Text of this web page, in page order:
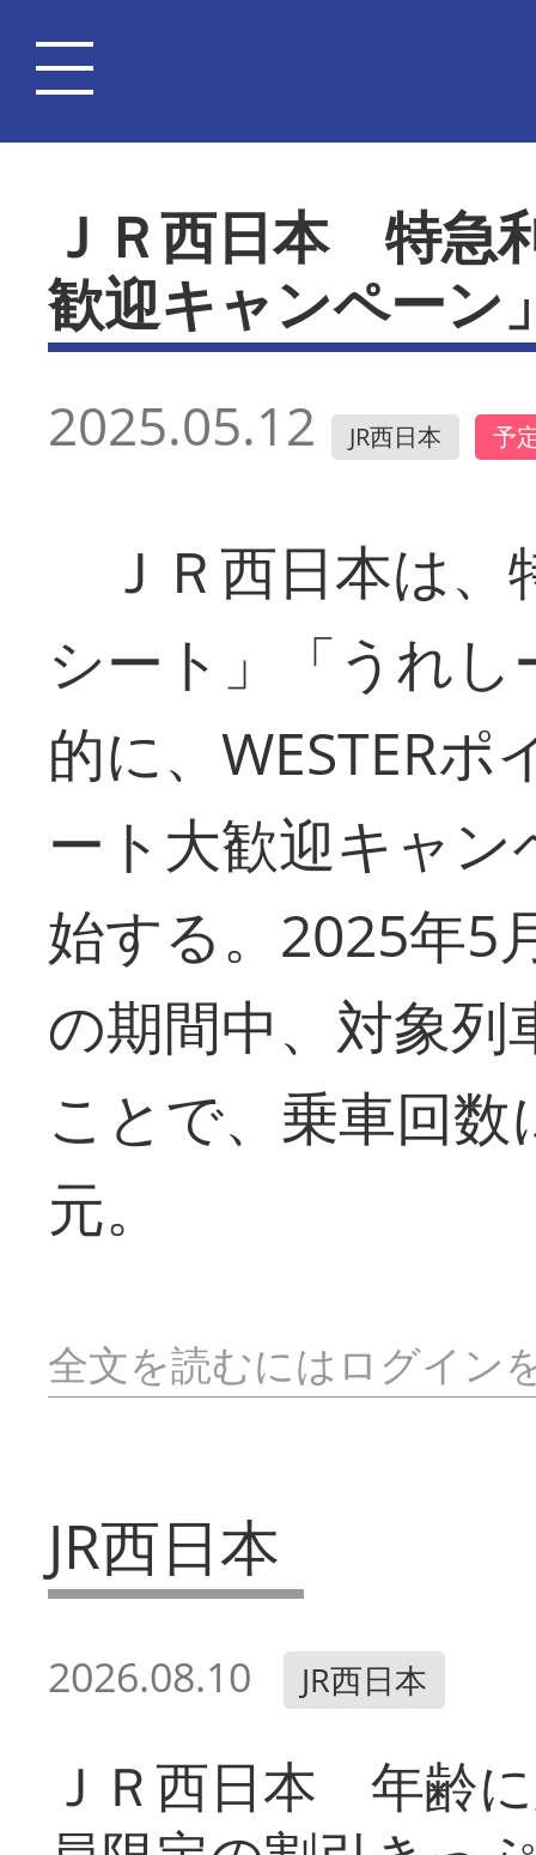
ＪＲ西日本 特急
歓迎キャンペーン
2025.05.12 JR西日本 予
ＪＲ西日本は、
シート」「うれ
的に、WESTER
ート大歓迎キャ
始する。2025年5
の期間中、対象
ことで、乗車回
元。
全文を読むにはログイン
JR西日本
2026.08.10 JR西日本
ＪＲ西日本 年齢